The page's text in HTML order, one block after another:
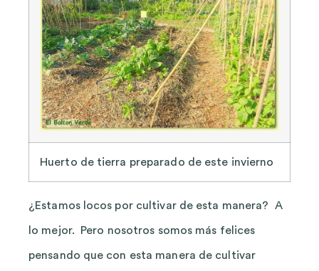
Huerto de tierra preparado de este invierno
¿Estamos locos por cultivar de esta manera? A
lo mejor. Pero nosotros somos más felices
pensando que con esta manera de cultivar